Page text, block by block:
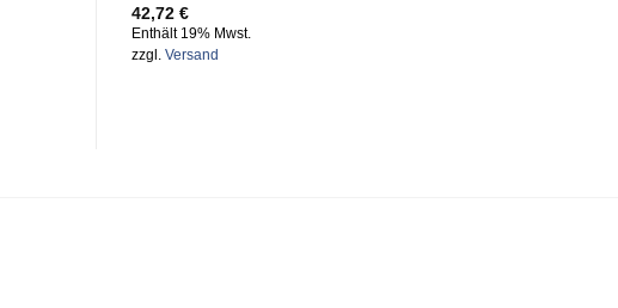
42,72€
Enthält 19% Mwst.
zzgl.Versand